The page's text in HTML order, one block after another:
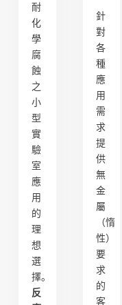
耐
化
學
腐
蝕
之
小
型
實
驗
室
應
用
的
理
想
選
擇。
反
針
對
各
種
應
用
需
求
提
供
無
金
屬
（惰
性）
要
求
的
客